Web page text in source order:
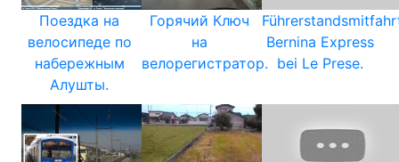
Поездка на
велосипеде по
набережным
Алушты.
Горячий Ключ
на
велорегистратор.
Bernina Express
bei Le Prese.